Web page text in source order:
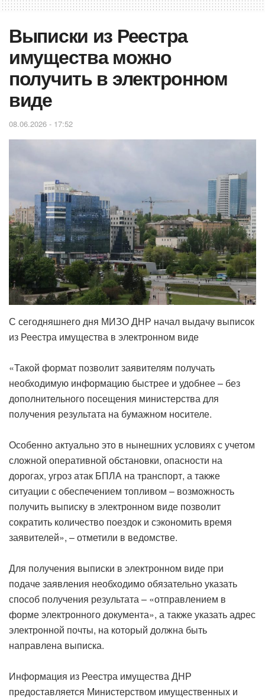
Выписки из Реестра
имущества можно
получить в электронном
виде
08.06.2026 - 17:52
С сегодняшнего дня МИЗО ДНР начал выдачу выписок
из Реестра имущества в электронном виде
«Такой формат позволит заявителям получать
необходимую информацию быстрее и удобнее – без
дополнительного посещения министерства для
получения результата на бумажном носителе.
Особенно актуально это в нынешних условиях с учетом
сложной оперативной обстановки, опасности на
дорогах, угроз атак БПЛА на транспорт, а также
ситуации с обеспечением топливом – возможность
получить выписку в электронном виде позволит
сократить количество поездок и сэкономить время
заявителей», – отметили в ведомстве.
Для получения выписки в электронном виде при
подаче заявления необходимо обязательно указать
способ получения результата – «отправлением в
форме электронного документа», а также указать адрес
электронной почты, на который должна быть
направлена выписка.
Информация из Реестра имущества ДНР
предоставляется Министерством имущественных и